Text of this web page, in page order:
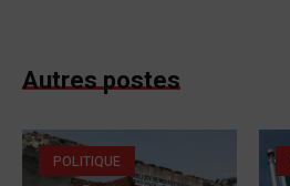
Autres postes
POLITIQUE